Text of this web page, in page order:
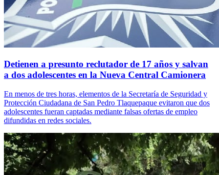
Detienen a presunto reclutador de 17 años y salvan
a dos adolescentes en la Nueva Central Camionera
En menos de tres horas, elementos de la Secretaría de Seguridad y
Protección Ciudadana de San Pedro Tlaquepaque evitaron que dos
adolescentes fueran captadas mediante falsas ofertas de empleo
difundidas en redes sociales.